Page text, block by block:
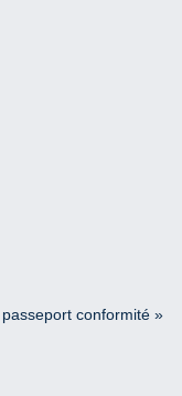
conformité »